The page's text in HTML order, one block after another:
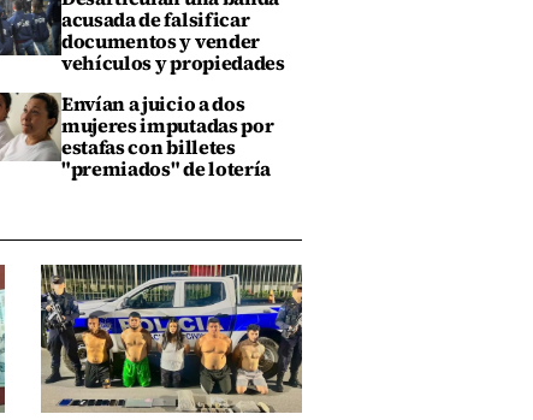
acusada de falsificar
documentos y vender
vehículos y propiedades
Envían a juicio a dos
mujeres imputadas por
estafas con billetes
"premiados" de lotería